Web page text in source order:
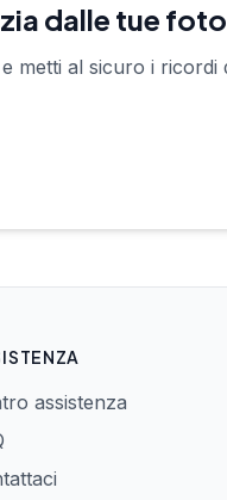
dalle tue foto
metti al sicuro i ricordi
assistenza